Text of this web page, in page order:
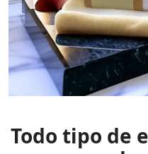
Todo tipo de